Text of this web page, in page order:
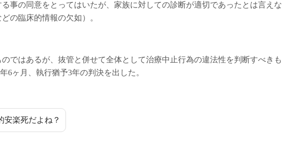
事の同意をとってはいたが、家族に対しての診断が適切であったとは言えな
の臨床的情報の欠如）。
ではあるが、抜管と併せて全体として治療中止行為の違法性を判断すべきも
6ヶ月、執行猶予3年の判決を出した。
安楽死だよね？